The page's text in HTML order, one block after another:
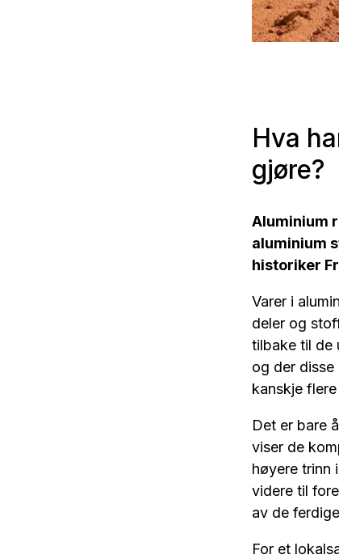
Hva
gjøre?
Aluminium
aluminium
historiker
Varer i
deler og
tilbake til de
og der
kanskje
Det er bare
viser de
høyere trinn
videre til
av de
For et